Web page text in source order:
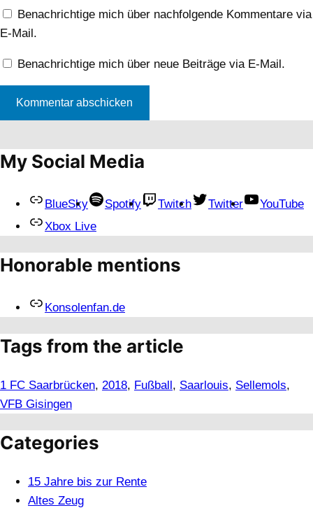
Benachrichtige mich über nachfolgende Kommentare via
E-Mail.
Benachrichtige mich über neue Beiträge via E-Mail.
My Social Media
BlueSky Spotify Twitch Twitter
YouTube
Xbox Live
Honorable mentions
Konsolenfan.de
Tags from the article
1 FC Saarbrücken, 2018, Fußball, Saarlouis, Sellemols
VFB Gisingen
Categories
15 Jahre bis zur Rente
Altes Zeug